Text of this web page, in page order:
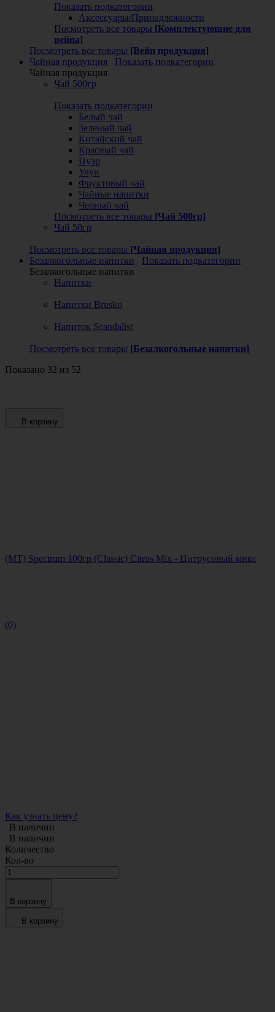
Показать подкатегории
Аксессуары/Принадлежности
Посмотреть все товары [Комплектующие для
вейпа]
Посмотреть все товары [Вейп продукция]
Чайная продукция
Показать подкатегории
Чайная продукция
Чай 500гр
Показать подкатегории
Белый чай
Зеленый чай
Китайский чай
Красный чай
Пуэр
Улун
Фруктовый чай
Чайные напитки
Черный чай
Посмотреть все товары [Чай 500гр]
Чай 50гр
Посмотреть все товары [Чайная продукция]
Безалкогольные напитки
Показать подкатегории
Безалкогольные напитки
Напитки
Напитки Brusko
Напиток Scandalist
Посмотреть все товары [Безалкогольные напитки]
Показано 32 из 52
В корзину
(MT) Spectrum 100гр (Classic) Citrus Mix - Цитрусовый микс
(0)
Как узнать цену?
В наличии
В наличии
Количество
Кол-во
В корзину
В корзину